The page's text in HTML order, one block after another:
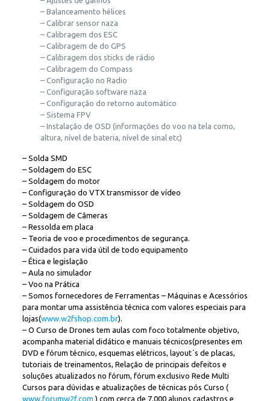
– Balanceamento hélices
– Calibrar sensor naza
– Calibragem dos ESC
– Calibragem de do GPS
– Calibragem dos sticks de rádio
– Calibragem do Compass
– Configuração no Radio
– Configuração software naza
– Configuração do retorno automático
– Sistema FPV
– Instalação de OSD (informações do voo na tela como,
altura, nível de bateria, nível de sinal etc)
– Solda SMD
– Soldagem do ESC
– Soldagem do motor
– Configuração do VTX transmissor de vídeo
– Soldagem do OSD
– Soldagem de Câmeras
– Ressolda em placa
– Teoria de voo e procedimentos de segurança.
– Cuidados para vida útil de todo equipamento
– Ética e legislação
– Aula no simulador
– Voo na Prática
– Somos fornecedores de Ferramentas – Máquinas e Acessórios
para montar uma assistência técnica com valores especiais para
lojas(www.w2fshop.com.br).
– O Curso de Drones tem aulas com foco totalmente objetivo,
acompanha material didático e manuais técnicos(presentes em
DVD e fórum técnico, esquemas elétricos, layout´s de placas,
tutoriais de treinamentos, Relação de principais defeitos e
soluções atualizados no fórum, fórum exclusivo Rede Multi
Cursos para dúvidas e atualizações de técnicas pós Curso (
www.forumw2f.com ) com cerca de 7.000 alunos cadastros e